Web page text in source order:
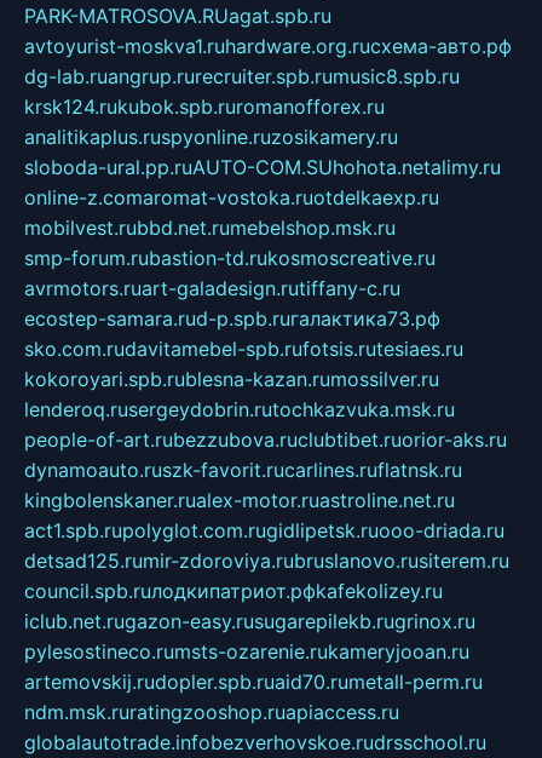
PARK-MATROSOVA.RUagat.spb.ru
avtoyurist-moskva1.ruhardware.org.ruсхема-авто.рф
dg-lab.ruangrup.rurecruiter.spb.rumusic8.spb.ru
krsk124.rukubok.spb.ruromanofforex.ru
analitikaplus.ruspyonline.ruzosikamery.ru
sloboda-ural.pp.ruAUTO-COM.SUhohota.netalimy.ru
online-z.comaromat-vostoka.ruotdelkaexp.ru
mobilvest.rubbd.net.rumebelshop.msk.ru
smp-forum.rubastion-td.rukosmoscreative.ru
avrmotors.ruart-galadesign.rutiffany-c.ru
ecostep-samara.rud-p.spb.ruгалактика73.рф
sko.com.rudavitamebel-spb.rufotsis.rutesiaes.ru
kokoroyari.spb.rublesna-kazan.rumossilver.ru
lenderoq.rusergeydobrin.rutochkazvuka.msk.ru
people-of-art.rubezzubova.ruclubtibet.ruorior-aks.ru
dynamoauto.ruszk-favorit.rucarlines.ruflatnsk.ru
kingbolenskaner.rualex-motor.ruastroline.net.ru
act1.spb.rupolyglot.com.rugidlipetsk.ruooo-driada.ru
detsad125.rumir-zdoroviya.rubruslanovo.rusiterem.ru
council.spb.ruлодкипатриот.рфkafekolizey.ru
iclub.net.rugazon-easy.rusugarepilekb.rugrinox.ru
pylesostineco.rumsts-ozarenie.rukameryjooan.ru
artemovskij.rudopler.spb.ruaid70.rumetall-perm.ru
ndm.msk.ruratingzooshop.ruapiaccess.ru
globalautotrade.infobezverhovskoe.rudrsschool.ru